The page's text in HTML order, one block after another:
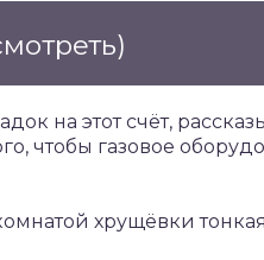
на этот счёт,
чтобы газовое
хрущёвки